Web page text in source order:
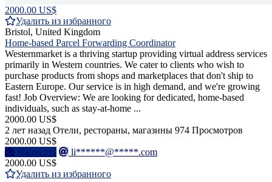
2000.00 US$
Удалить из избранного
Bristol, United Kingdom
Home-based Parcel Forwarding Coordinator
Westernmarket is a thriving startup providing virtual address services
primarily in Western countries. We cater to clients who wish to
purchase products from shops and marketplaces that don't ship to
Eastern Europe. Our service is in high demand, and we're growing
fast! Job Overview: We are looking for dedicated, home-based
individuals, such as stay-at-home ...
2000.00 US$
2 лет назад Отели, рестораны, магазины 974 Просмотров
2000.00 US$
Написать
li******@*****.com
2000.00 US$
Удалить из избранного